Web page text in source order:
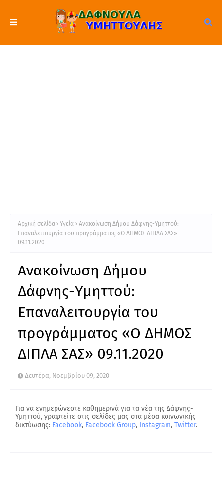
Αρχική σελίδα Υγεία
Ανακοίνωση Δήμου Δάφνης-Υμηττού:
Επαναλειτουργία του προγράμματος «Ο ΔΗΜΟΣ ΔΙΠΛΑ ΣΑΣ»
09.11.2020
Ανακοίνωση Δήμου
Δάφνης-Υμηττού:
Επαναλειτουργία του
προγράμματος «Ο ΔΗΜΟΣ
ΔΙΠΛΑ ΣΑΣ» 09.11.2020
Δευτέρα, Νοεμβρίου 09, 2020
Για να ενημερώνεστε καθημερινά για τα νέα της Δάφνης-
Υμηττού, γραφτείτε στις σελίδες μας στα μέσα κοινωνικής
δικτύωσης: Facebook, Facebook Group, Instagram, Twitter.